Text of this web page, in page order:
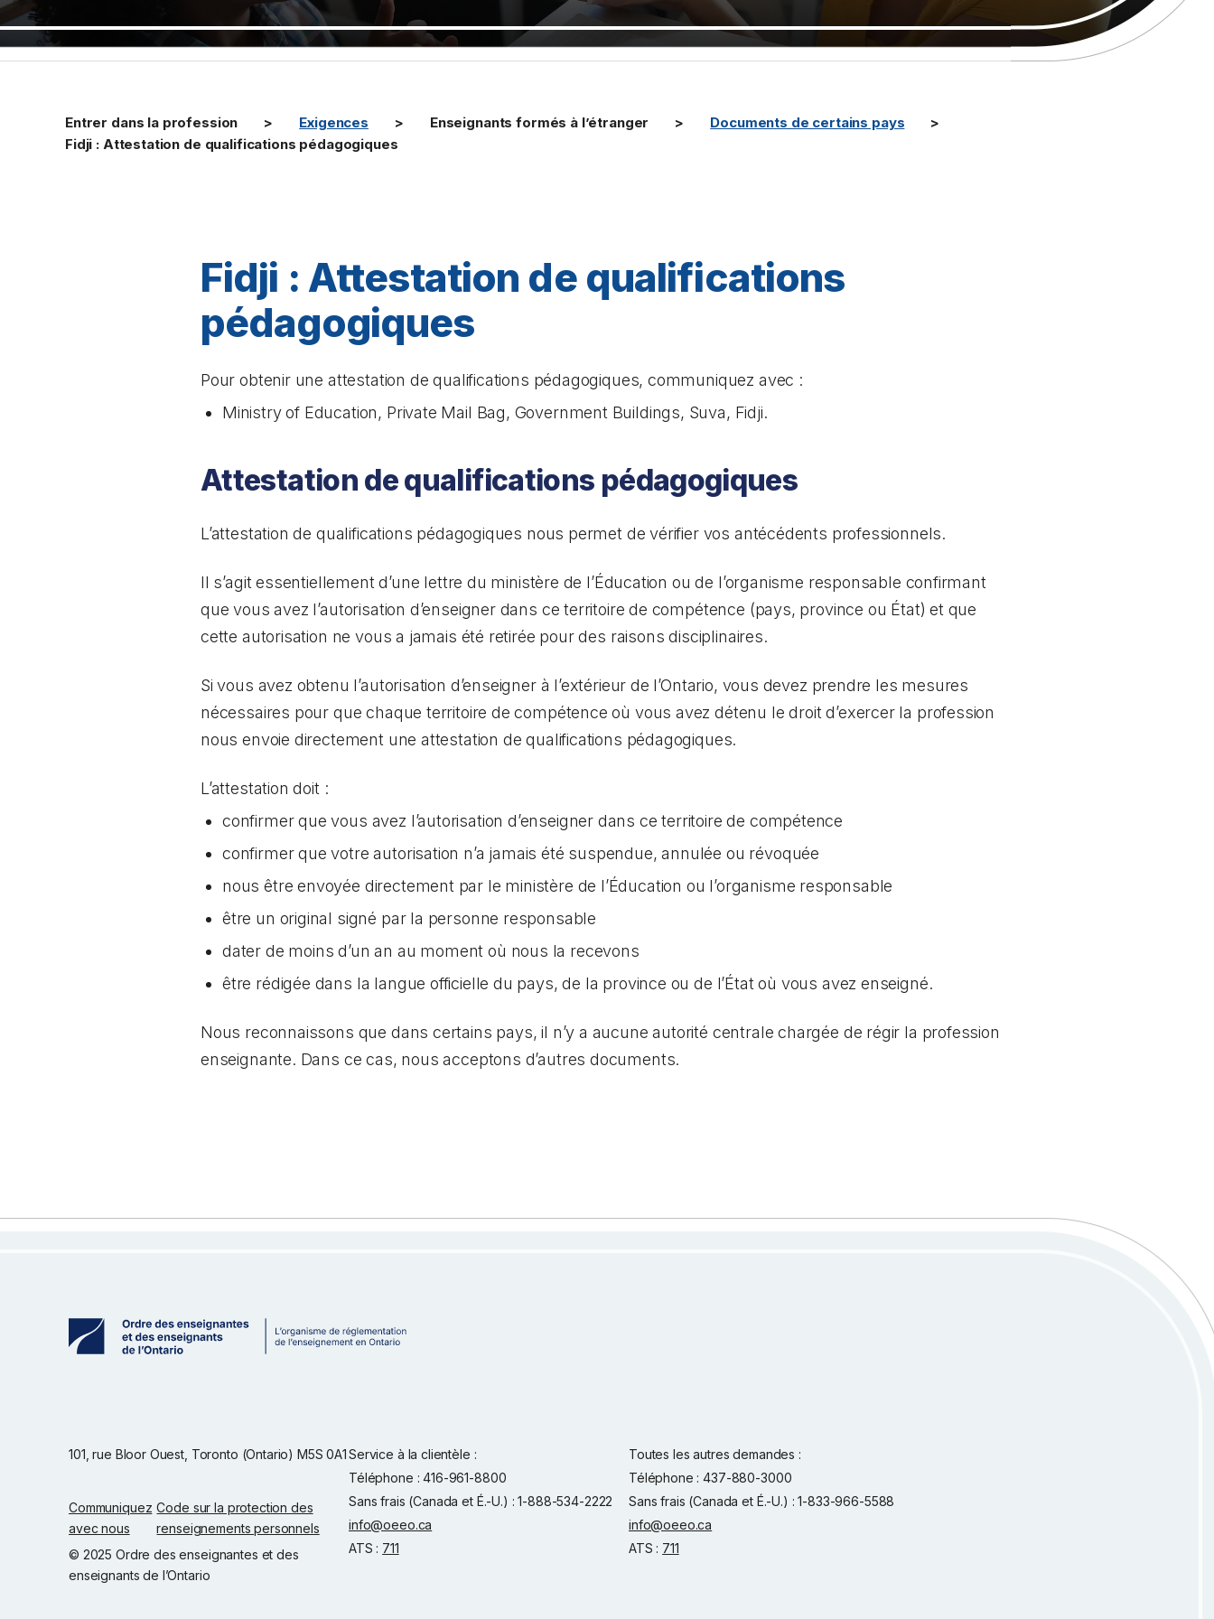
Entrer dans la profession Exigences Enseignants formés à l’étranger
Documents de certains pays
Fidji : Attestation de qualifications pédagogiques
Fidji : Attestation de qualifications
pédagogiques
Pour obtenir une attestation de qualifications pédagogiques, communiquez avec :
Ministry of Education, Private Mail Bag, Government Buildings, Suva, Fidji.
Attestation de qualifications pédagogiques
L’attestation de qualifications pédagogiques nous permet de vérifier vos antécédents professionnels.
Il s’agit essentiellement d’une lettre du ministère de l’Éducation ou de l’organisme responsable confirmant
que vous avez l’autorisation d’enseigner dans ce territoire de compétence (pays, province ou État) et que
cette autorisation ne vous a jamais été retirée pour des raisons disciplinaires.
Si vous avez obtenu l’autorisation d’enseigner à l’extérieur de l’Ontario, vous devez prendre les mesures
nécessaires pour que chaque territoire de compétence où vous avez détenu le droit d’exercer la profession
nous envoie directement une attestation de qualifications pédagogiques.
L’attestation doit :
confirmer que vous avez l’autorisation d’enseigner dans ce territoire de compétence
confirmer que votre autorisation n’a jamais été suspendue, annulée ou révoquée
nous être envoyée directement par le ministère de l’Éducation ou l’organisme responsable
être un original signé par la personne responsable
dater de moins d’un an au moment où nous la recevons
être rédigée dans la langue officielle du pays, de la province ou de l’État où vous avez enseigné.
Nous reconnaissons que dans certains pays, il n’y a aucune autorité centrale chargée de régir la profession
enseignante. Dans ce cas, nous acceptons d’autres documents.
101, rue Bloor Ouest, Toronto (Ontario) M5S 0A1
Communiquez
avec nous
Code sur la protection des
renseignements personnels
© 2025 Ordre des enseignantes et des
enseignants de l’Ontario
Service à la clientèle :
Téléphone : 416-961-8800
Sans frais (Canada et É.-U.) : 1-888-534-2222
info@oeeo.ca
ATS : 711
Toutes les autres demandes :
Téléphone : 437-880-3000
Sans frais (Canada et É.-U.) : 1-833-966-5588
info@oeeo.ca
ATS : 711